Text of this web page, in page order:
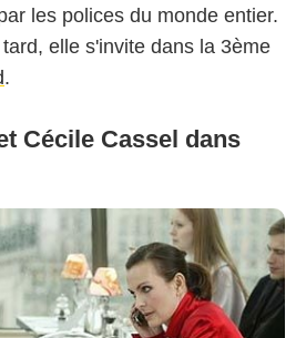
les polices du monde entier.
elle s'invite dans la 3ème
.
Cécile Cassel dans